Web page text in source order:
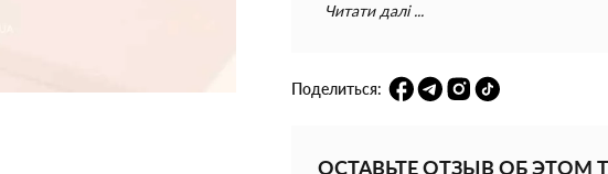
Читати далі ...
Поделиться:
ОСТАВЬТЕ ОТЗЫВ ОБ ЭТОМ